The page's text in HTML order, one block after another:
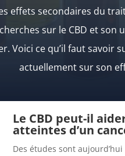
effets secondaires du
sur le CBD et
Voici ce qu’il faut savoir
actuellement sur son
Le CBD peut-il
atteintes d’un
Des études sont